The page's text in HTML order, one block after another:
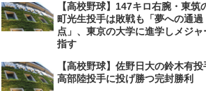
【高校野球】147キロ右腕・東筑
町光生投手は敗戦も「夢への通過
点」、東京の大学に進学しメジャ
指す
【高校野球】佐野日大の鈴木有投
高部陸投手に投げ勝つ完封勝利